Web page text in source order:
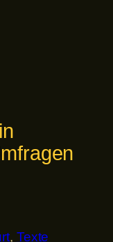
, Texte